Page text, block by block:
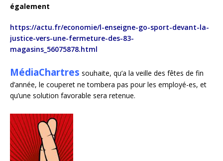
également
https://actu.fr/economie/l-enseigne-go-sport-devant-la-
justice-vers-une-fermeture-des-83-
magasins_56075878.html
MédiaChartres souhaite, qu’a la veille des fêtes de fin
d’année, le couperet ne tombera pas pour les employé-es, et
qu’une solution favorable sera retenue.